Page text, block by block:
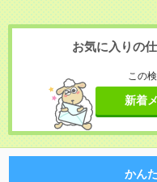
お気に入りの
この
新着
かん